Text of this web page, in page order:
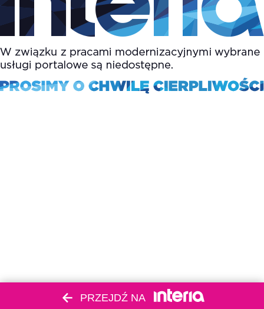
PRZEJDŹ NA